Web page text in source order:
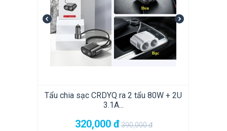
Tẩu chia sạc CRDYQ ra 2 tẩu 80W + 2U
3.1A...
320,000 đ390,000đ